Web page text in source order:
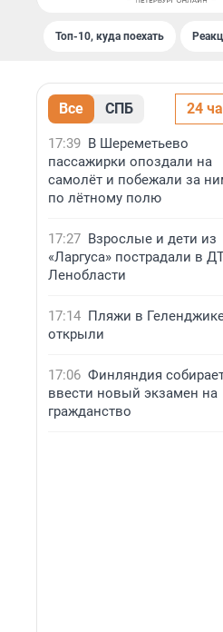
Топ-10, куда поехать
Все СПБ 24
17:39 В Шереметьево
пассажирки опоздали на
самолёт и побежали за
по лётному полю
17:27 Взрослые и дети из
«Ларгуса» пострадали в
Ленобласти
17:14 Пляжи в
открыли
17:06 Финляндия
ввести новый экзамен на
гражданство